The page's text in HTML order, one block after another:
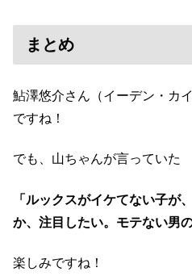
まとめ
鮎澤悠介さん（イーデン・カ
ですね！
でも、山ちゃんが言っていた
「ルックスがイケてない子が
か、注目したい。モテない男
楽しみですね！